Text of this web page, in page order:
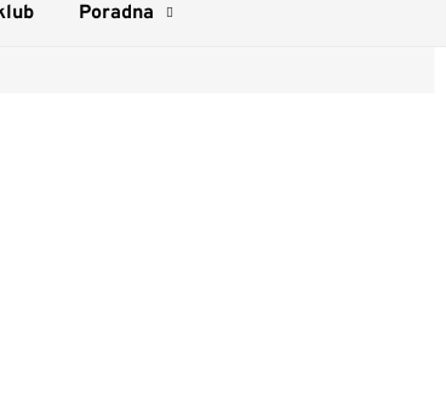
Poradna